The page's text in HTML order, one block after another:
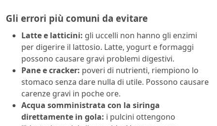
Gli errori più comuni da evitare
Latte e latticini: gli uccelli non hanno gli enzimi
per digerire il lattosio. Latte, yogurt e formaggi
possono causare gravi problemi digestivi.
Pane e cracker: poveri di nutrienti, riempiono lo
stomaco senza dare nulla di utile. Possono causare
carenze gravi in poche ore.
Acqua somministrata con la siringa
direttamente in gola: i pulcini ottengono